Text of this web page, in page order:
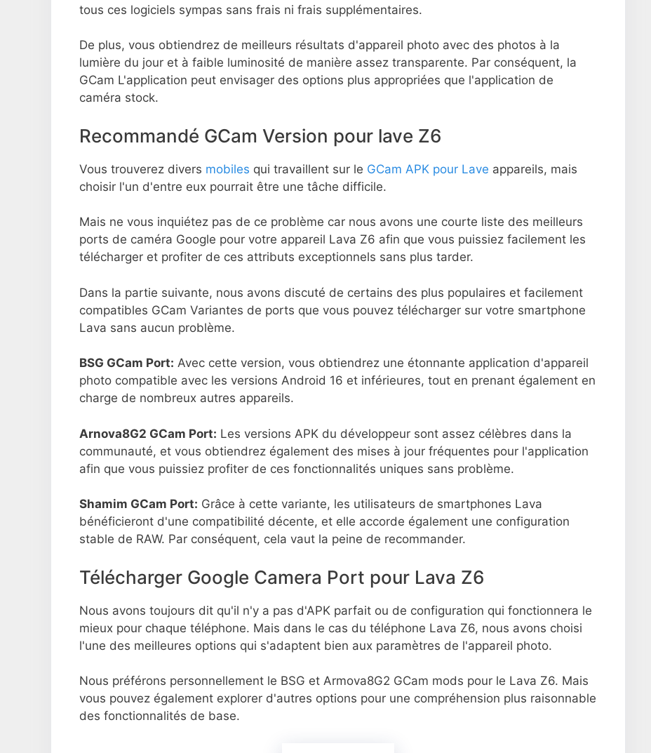
tous ces logiciels sympas sans frais ni frais supplémentaires.
De plus, vous obtiendrez de meilleurs résultats d'appareil photo avec des photos à la
lumière du jour et à faible luminosité de manière assez transparente. Par conséquent, la
GCam L'application peut envisager des options plus appropriées que l'application de
caméra stock.
Recommandé GCam Version pour lave Z6
Vous trouverez divers mobiles qui travaillent sur le GCam APK pour Lave appareils, mais
choisir l'un d'entre eux pourrait être une tâche difficile.
Mais ne vous inquiétez pas de ce problème car nous avons une courte liste des meilleurs
ports de caméra Google pour votre appareil Lava Z6 afin que vous puissiez facilement les
télécharger et profiter de ces attributs exceptionnels sans plus tarder.
Dans la partie suivante, nous avons discuté de certains des plus populaires et facilement
compatibles GCam Variantes de ports que vous pouvez télécharger sur votre smartphone
Lava sans aucun problème.
BSG GCam Port: Avec cette version, vous obtiendrez une étonnante application d'appareil
photo compatible avec les versions Android 16 et inférieures, tout en prenant également en
charge de nombreux autres appareils.
Arnova8G2 GCam Port: Les versions APK du développeur sont assez célèbres dans la
communauté, et vous obtiendrez également des mises à jour fréquentes pour l'application
afin que vous puissiez profiter de ces fonctionnalités uniques sans problème.
Shamim GCam Port: Grâce à cette variante, les utilisateurs de smartphones Lava
bénéficieront d'une compatibilité décente, et elle accorde également une configuration
stable de RAW. Par conséquent, cela vaut la peine de recommander.
Télécharger Google Camera Port pour Lava Z6
Nous avons toujours dit qu'il n'y a pas d'APK parfait ou de configuration qui fonctionnera le
mieux pour chaque téléphone. Mais dans le cas du téléphone Lava Z6, nous avons choisi
l'une des meilleures options qui s'adaptent bien aux paramètres de l'appareil photo.
Nous préférons personnellement le BSG et Armova8G2 GCam mods pour le Lava Z6. Mais
vous pouvez également explorer d'autres options pour une compréhension plus raisonnable
des fonctionnalités de base.